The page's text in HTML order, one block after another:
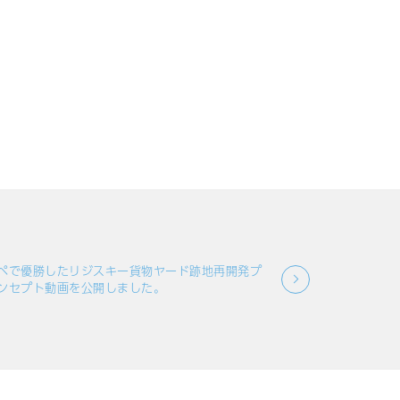
で優勝したリジスキー貨物ヤード跡地再開発プ
セプト動画を公開しました。